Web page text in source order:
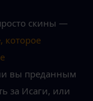
которое
вы преданным
за Исаги, или